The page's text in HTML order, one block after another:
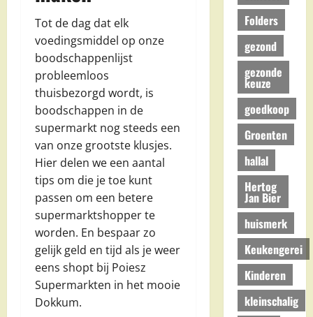
Tot de dag dat elk
voedingsmiddel op onze
boodschappenlijst
probleemloos
thuisbezorgd wordt, is
boodschappen in de
supermarkt nog steeds een
van onze grootste klusjes.
Hier delen we een aantal
tips om die je toe kunt
passen om een betere
supermarktshopper te
worden. En bespaar zo
gelijk geld en tijd als je weer
eens shopt bij Poiesz
Supermarkten in het mooie
Dokkum.
Folders
gezond
gezonde
keuze
goedkoop
Groenten
hallal
Hertog
Jan Bier
huismerk
Keukengerei
Kinderen
kleinschalig